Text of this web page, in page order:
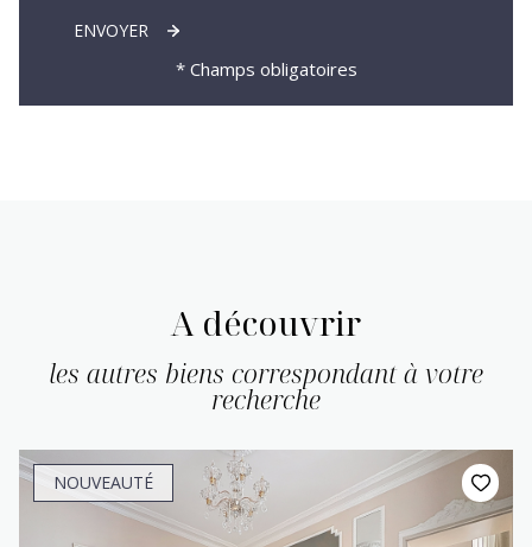
ENVOYER
* Champs obligatoires
A découvrir
les autres biens correspondant à votre
recherche
NOUVEAUTÉ